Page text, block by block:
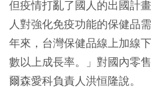
但疫情打亂了國人的出國計
人對強化免疫功能的保健品
年來，台灣保健品線上加線
數以上成長率。」對國內零
爾森愛科負責人洪恒隆說。